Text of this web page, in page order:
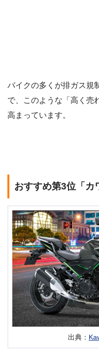
バイクの多くが排ガス規
で、このような「高く売
高まっています。
おすすめ第3位「カ
出典：